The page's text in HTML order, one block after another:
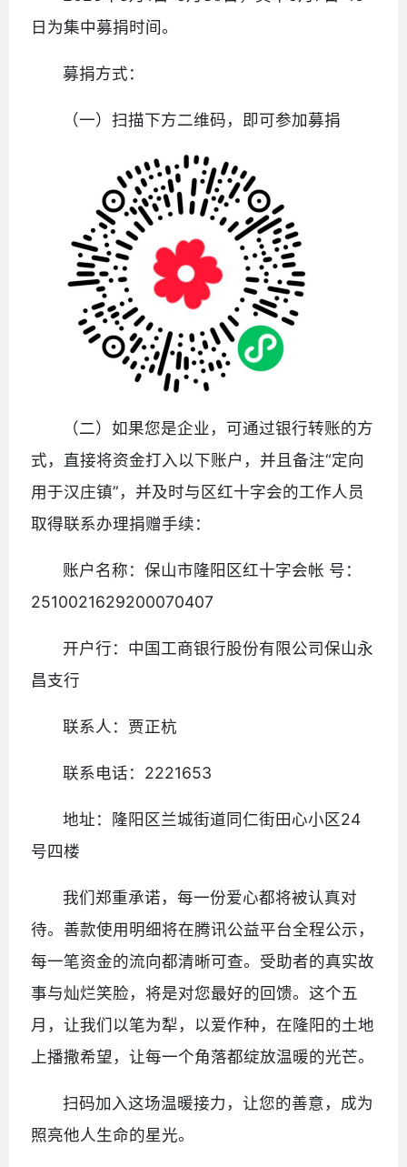
日为集中募捐时间。
募捐方式：
（一）扫描下方二维码，即可参加募捐
（二）如果您是企业，可通过银行转账的方
式，直接将资金打入以下账户，并且备注“定向
用于汉庄镇”，并及时与区红十字会的工作人员
取得联系办理捐赠手续：
账户名称：保山市隆阳区红十字会帐 号：
2510021629200070407
开户行：中国工商银行股份有限公司保山永
昌支行
联系人：贾正杭
联系电话：2221653
地址：隆阳区兰城街道同仁街田心小区24
号四楼
我们郑重承诺，每一份爱心都将被认真对
待。善款使用明细将在腾讯公益平台全程公示，
每一笔资金的流向都清晰可查。受助者的真实故
事与灿烂笑脸，将是对您最好的回馈。这个五
月，让我们以笔为犁，以爱作种，在隆阳的土地
上播撒希望，让每一个角落都绽放温暖的光芒。
扫码加入这场温暖接力，让您的善意，成为
照亮他人生命的星光。